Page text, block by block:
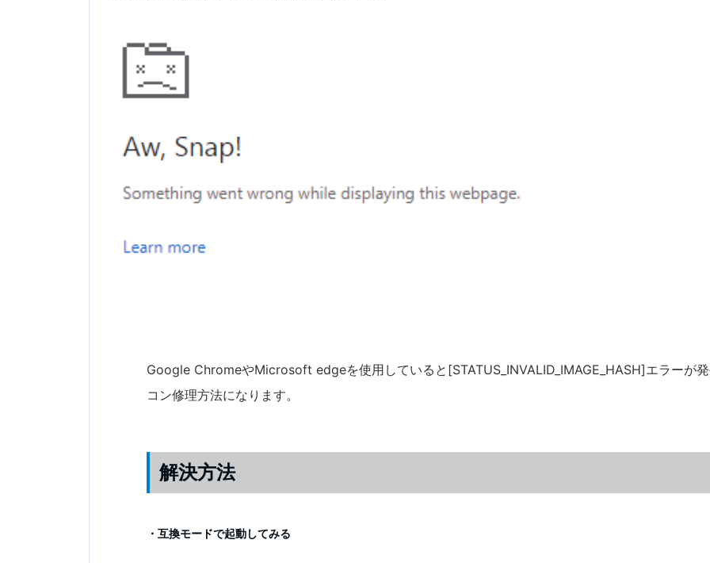
Google ChromeやMicrosoft edgeを使用していると[STATUS_INVALID_IMAGE_HASH]エラーが
コン修理方法になります。
解決方法
・互換モードで起動してみる